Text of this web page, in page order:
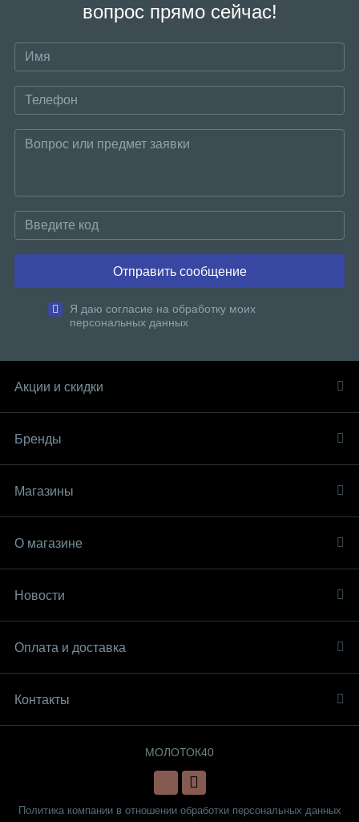
вопрос прямо сейчас!
Отправить сообщение
Я даю согласие на обработку моих
персональных данных
Акции и скидки
Бренды
Магазины
О магазине
Новости
Оплата и доставка
Контакты
МОЛОТОК40
Политика компании в отношении обработки персональных данных